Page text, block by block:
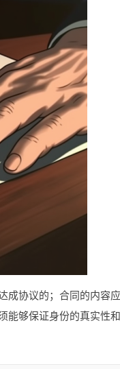
成协议的；合同的内容
能够保证身份的真实性